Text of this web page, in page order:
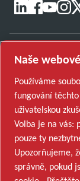
Naše
Používáme
fungování
uživatelskou
Volba je na vás:
pouze ty
Upozorňujeme,
správně, pokud